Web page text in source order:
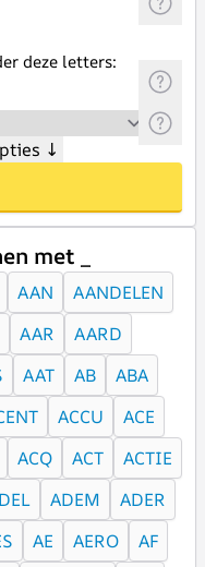
deze letters:
↓
met _
AAN
AANDELEN
AAR
AARD
AAT AB
ABA
ACCU
ACE
ACQ ACT
ACTIE
ADEM
ADER
AE AERO
AF